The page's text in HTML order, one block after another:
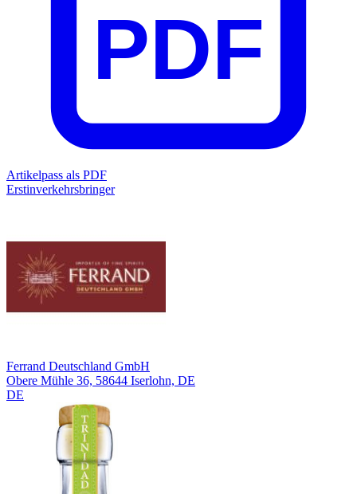
PDF
Artikelpass als PDF
Erstinverkehrsbringer
Ferrand Deutschland GmbH
Obere Mühle 36, 58644 Iserlohn, DE
DE